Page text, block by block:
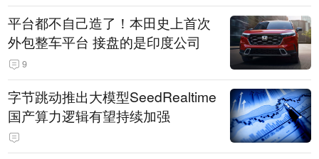
平台都不自己造了！本田史上首次
外包整车平台 接盘的是印度公司
9
字节跳动推出大模型SeedRealtime
国产算力逻辑有望持续加强